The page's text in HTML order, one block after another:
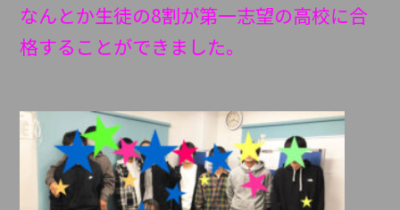
なんとか生徒の8割が第一志望の高校に合
格することができました。